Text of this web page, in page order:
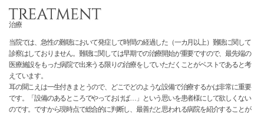
治療
当院では、急性の難聴において発症して時間の経過した（一カ月以上）難聴に関して
診察はしておりません。難聴に関しては早期での治療開始が重要ですので、最先端の
医療施設をもった病院で出来うる限りの治療をしていただくことがベストであると考
えています。
耳の聞こえは一生付きまとうので、どこでどのような設備で治療するかは非常に重要
です。「設備のあるところでやっておけば…」という思いを患者様にして欲しくない
のです。ですから現時点で総合的に判断し、最善だと思われる病院を紹介することが